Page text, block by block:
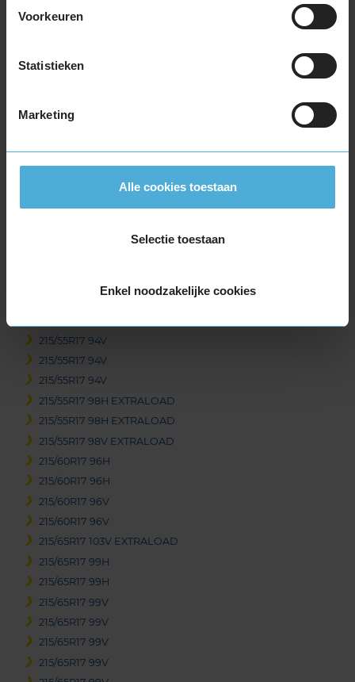
Voorkeuren
Statistieken
Marketing
Alle cookies toestaan
Selectie toestaan
Enkel noodzakelijke cookies
205/45R17 88V EXTRALOAD
205/50R17 93V EXTRALOAD
205/55R17 91V
215/55R17 94V
215/55R17 94V
215/55R17 94V
215/55R17 98H EXTRALOAD
215/55R17 98H EXTRALOAD
215/55R17 98V EXTRALOAD
215/60R17 96H
215/60R17 96H
215/60R17 96V
215/60R17 96V
215/65R17 103V EXTRALOAD
215/65R17 99H
215/65R17 99H
215/65R17 99V
215/65R17 99V
215/65R17 99V
215/65R17 99V